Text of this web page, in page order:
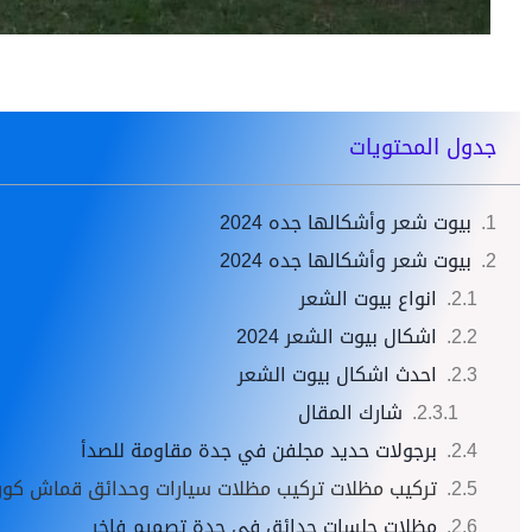
جدول المحتويات
بيوت شعر وأشكالها جده 2024
بيوت شعر وأشكالها جده 2024
انواع بيوت الشعر
اشكال بيوت الشعر 2024
احدث اشكال بيوت الشعر
شارك المقال
برجولات حديد مجلفن في جدة مقاومة للصدأ
تركيب مظلات تركيب مظلات سيارات وحدائق قماش